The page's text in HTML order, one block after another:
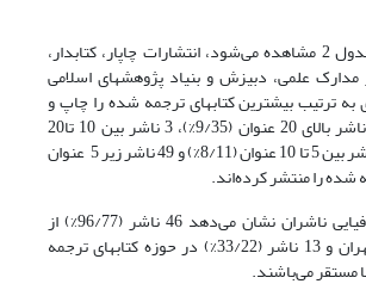
همان‌گونه که در جدول 2 مشاهده می‌شود، انتشارات چاپار، کتابدار،
مدارک علمی، دبیزش و بنیاد پژوهشهای اسلامی
ترتیب بیشترین کتابهای ترجمه شده را چاپ و
منتشر کرده‌اند. 3 ناشر بالای 20 عنوان (9/35%)، 3 ناشر بین 10 تا20
عنوان (1/17%)، 4 ناشر بین 5 تا 10 عنوان (8/11%) و 49 ناشر زیر 5 عنوان
بررسی توزیع جغرافیایی ناشران نشان می‌دهد 46 ناشر (96/77%) از
ناشران کشور در تهران و 13 ناشر (33/22%) در حوزه کتابهای ترجمه
مستقر می‌باشند.